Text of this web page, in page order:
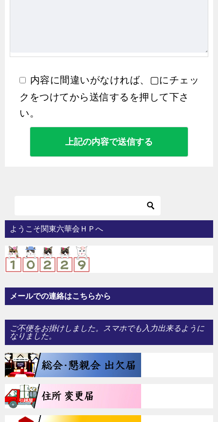
内容に間違いがなければ、▢にチェッ
クをつけてから送信するを押して下さ
い。
ようこそ関東六華会ＨＰへ
メールでの連絡はこちらから
ご不便をお掛けしました。スマホでも入力出来るように
なりました。